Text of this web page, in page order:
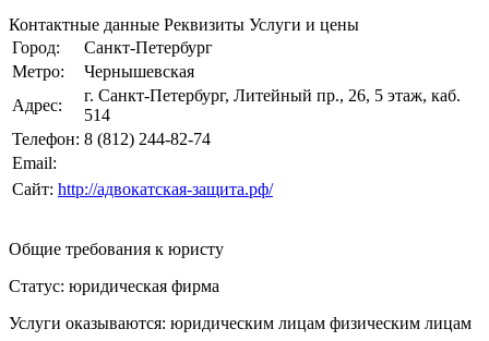
Контактные данные Реквизиты Услуги и цены
Город:
Санкт-Петербург
Метро:
Чернышевская
Адрес:
г. Санкт-Петербург, Литейный пр., 26, 5 этаж, каб.
514
Телефон: 8 (812) 244-82-74
Email:
Сайт: http://адвокатская-защита.рф/
Общие требования к юристу
Статус: юридическая фирма
Услуги оказываются: юридическим лицам физическим лицам